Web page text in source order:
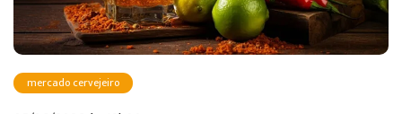
mercado cervejeiro